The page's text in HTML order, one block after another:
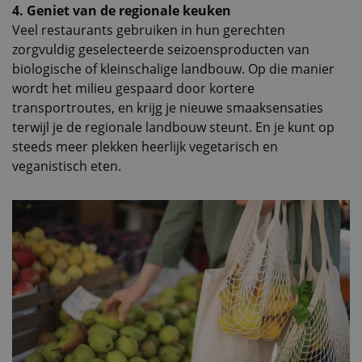
4. Geniet van de regionale keuken
Veel restaurants gebruiken in hun gerechten
zorgvuldig geselecteerde seizoensproducten van
biologische of kleinschalige landbouw. Op die manier
wordt het milieu gespaard door kortere
transportroutes, en krijg je nieuwe smaaksensaties
terwijl je de regionale landbouw steunt. En je kunt op
steeds meer plekken heerlijk vegetarisch en
veganistisch eten.